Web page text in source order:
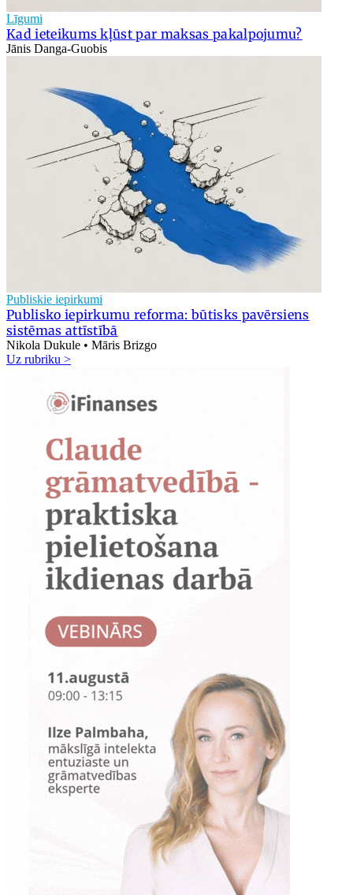
Līgumi
Kad ieteikums kļūst par maksas pakalpojumu?
Jānis Danga-Guobis
Publiskie iepirkumi
Publisko iepirkumu reforma: būtisks pavērsiens
sistēmas attīstībā
Nikola Dukule • Māris Brizgo
Uz rubriku >